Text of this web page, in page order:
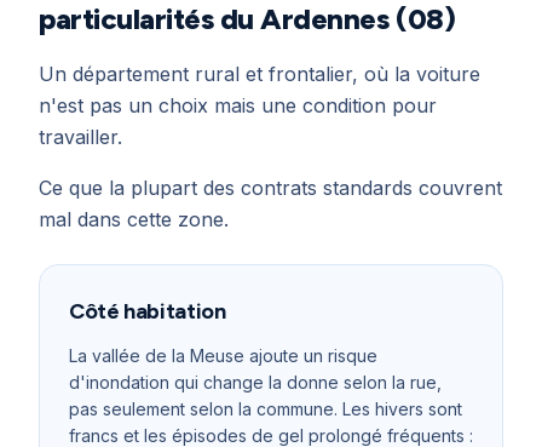
particularités du Ardennes (08)
Un département rural et frontalier, où la voiture
n'est pas un choix mais une condition pour
travailler.
Ce que la plupart des contrats standards couvrent
mal dans cette zone.
Côté habitation
La vallée de la Meuse ajoute un risque
d'inondation qui change la donne selon la rue,
pas seulement selon la commune. Les hivers sont
francs et les épisodes de gel prolongé fréquents :